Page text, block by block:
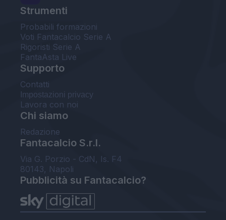
Strumenti
Probabili formazioni
Voti Fantacalcio Serie A
Rigoristi Serie A
FantaAsta Live
Supporto
Contatti
Impostazioni privacy
Lavora con noi
Chi siamo
Redazione
Fantacalcio S.r.l.
Via G. Porzio - CdN, Is. F4
80143, Napoli
Pubblicità su Fantacalcio?